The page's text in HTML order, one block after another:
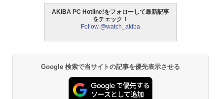
AKIBA PC Hotline!をフォローして最新記事
をチェック！
Follow @watch_akiba
Google 検索で当サイトの記事を優先表示させる